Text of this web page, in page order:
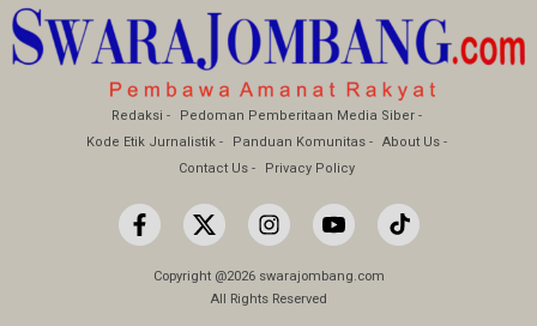
Redaksi
Pedoman Pemberitaan Media Siber
Kode Etik Jurnalistik
Panduan Komunitas
About Us
Contact Us
Privacy Policy
Copyright @2026 swarajombang.com
All Rights Reserved